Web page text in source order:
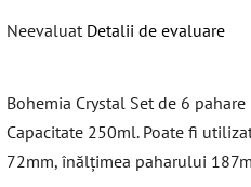
Evaluarea
produsului
este
0,0
Neevaluat Detalii de evaluare
Bohemia Crystal Set de 6
Capacitate 250ml. Poate fi
72mm, înălțimea paharului